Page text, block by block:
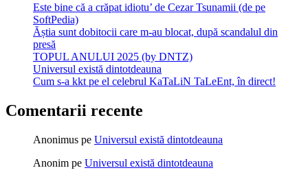
Este bine că a crăpat idiotu’ de Cezar Tsunamii (de pe
SoftPedia)
Ăștia sunt dobitocii care m-au blocat, după scandalul din
presă
TOPUL ANULUI 2025 (by DNTZ)
Universul există dintotdeauna
Cum s-a kkt pe el celebrul KaTaLiN TaLeEnt, în direct!
Comentarii recente
Anonimus pe Universul există dintotdeauna
Anonim pe Universul există dintotdeauna